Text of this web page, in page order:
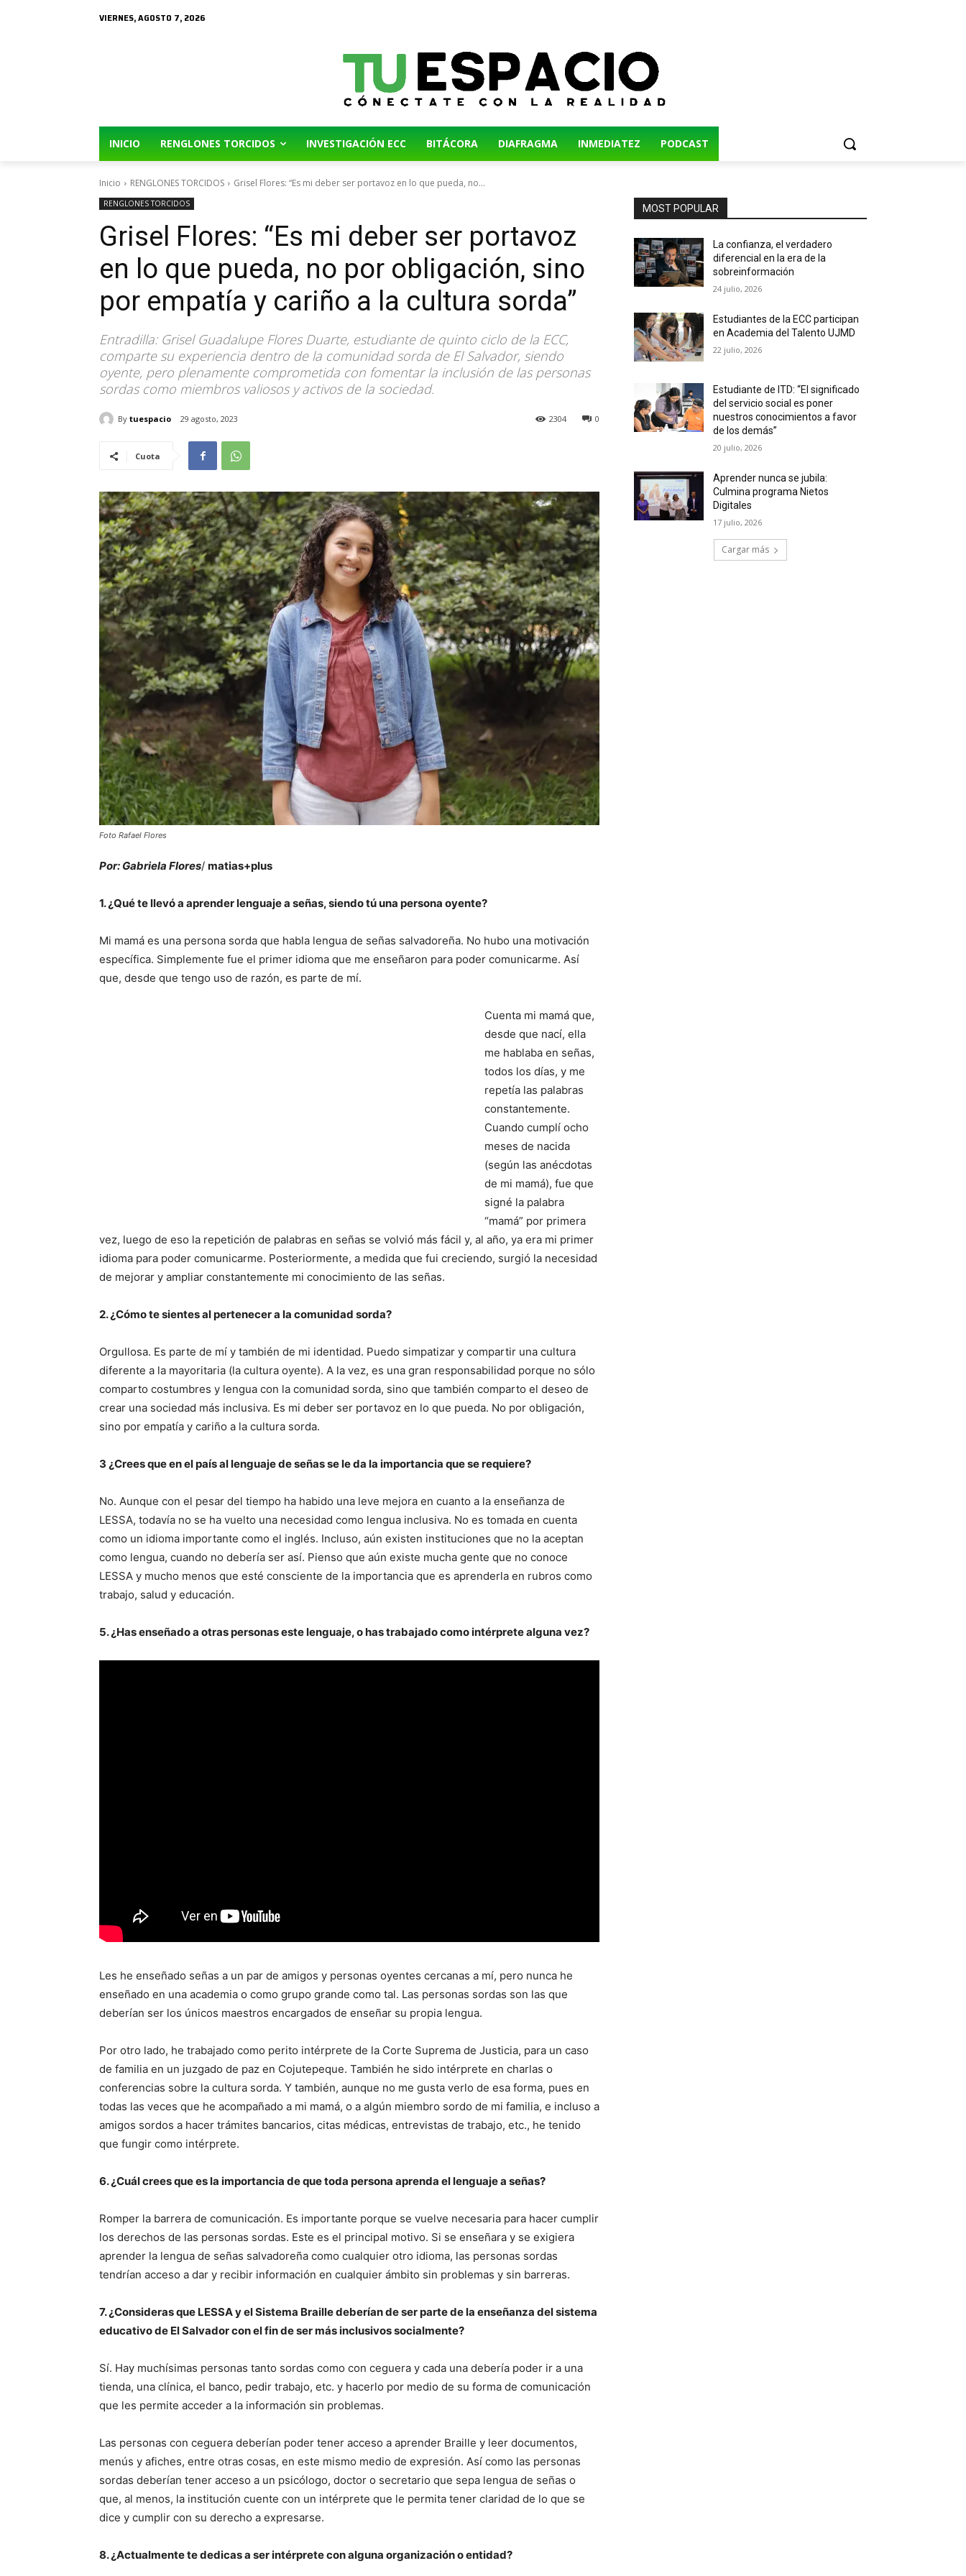
VIERNES, AGOSTO 7, 2026
INICIO RENGLONES TORCIDOS INVESTIGACIÓN ECC BITÁCORA DIAFRAGMA INMEDIATEZ PODCAST
Inicio RENGLONES TORCIDOS Grisel Flores: “Es mi deber ser portavoz en lo que pueda, no...
RENGLONES TORCIDOS
Grisel Flores: “Es mi deber ser portavoz
en lo que pueda, no por obligación, sino
por empatía y cariño a la cultura sorda”
Entradilla: Grisel Guadalupe Flores Duarte, estudiante de quinto ciclo de la ECC,
comparte su experiencia dentro de la comunidad sorda de El Salvador, siendo
oyente, pero plenamente comprometida con fomentar la inclusión de las personas
sordas como miembros valiosos y activos de la sociedad.
By tuespacio 29 agosto, 2023 0
2304
Cuota
Foto Rafael Flores
Por: Gabriela Flores/ matias+plus
1. ¿Qué te llevó a aprender lenguaje a señas, siendo tú una persona oyente?
Mi mamá es una persona sorda que habla lengua de señas salvadoreña. No hubo una motivación
específica. Simplemente fue el primer idioma que me enseñaron para poder comunicarme. Así
que, desde que tengo uso de razón, es parte de mí.
Cuenta mi mamá que,
desde que nací, ella
me hablaba en señas,
todos los días, y me
repetía las palabras
constantemente.
Cuando cumplí ocho
meses de nacida
(según las anécdotas
de mi mamá), fue que
signé la palabra
“mamá” por primera
vez, luego de eso la repetición de palabras en señas se volvió más fácil y, al año, ya era mi primer
idioma para poder comunicarme. Posteriormente, a medida que fui creciendo, surgió la necesidad
de mejorar y ampliar constantemente mi conocimiento de las señas.
2. ¿Cómo te sientes al pertenecer a la comunidad sorda?
Orgullosa. Es parte de mí y también de mi identidad. Puedo simpatizar y compartir una cultura
diferente a la mayoritaria (la cultura oyente). A la vez, es una gran responsabilidad porque no sólo
comparto costumbres y lengua con la comunidad sorda, sino que también comparto el deseo de
crear una sociedad más inclusiva. Es mi deber ser portavoz en lo que pueda. No por obligación,
sino por empatía y cariño a la cultura sorda.
3 ¿Crees que en el país al lenguaje de señas se le da la importancia que se requiere?
No. Aunque con el pesar del tiempo ha habido una leve mejora en cuanto a la enseñanza de
LESSA, todavía no se ha vuelto una necesidad como lengua inclusiva. No es tomada en cuenta
como un idioma importante como el inglés. Incluso, aún existen instituciones que no la aceptan
como lengua, cuando no debería ser así. Pienso que aún existe mucha gente que no conoce
LESSA y mucho menos que esté consciente de la importancia que es aprenderla en rubros como
trabajo, salud y educación.
5. ¿Has enseñado a otras personas este lenguaje, o has trabajado como intérprete alguna vez?
Les he enseñado señas a un par de amigos y personas oyentes cercanas a mí, pero nunca he
enseñado en una academia o como grupo grande como tal. Las personas sordas son las que
deberían ser los únicos maestros encargados de enseñar su propia lengua.
Por otro lado, he trabajado como perito intérprete de la Corte Suprema de Justicia, para un caso
de familia en un juzgado de paz en Cojutepeque. También he sido intérprete en charlas o
conferencias sobre la cultura sorda. Y también, aunque no me gusta verlo de esa forma, pues en
todas las veces que he acompañado a mi mamá, o a algún miembro sordo de mi familia, e incluso a
amigos sordos a hacer trámites bancarios, citas médicas, entrevistas de trabajo, etc., he tenido
que fungir como intérprete.
6. ¿Cuál crees que es la importancia de que toda persona aprenda el lenguaje a señas?
Romper la barrera de comunicación. Es importante porque se vuelve necesaria para hacer cumplir
los derechos de las personas sordas. Este es el principal motivo. Si se enseñara y se exigiera
aprender la lengua de señas salvadoreña como cualquier otro idioma, las personas sordas
tendrían acceso a dar y recibir información en cualquier ámbito sin problemas y sin barreras.
7. ¿Consideras que LESSA y el Sistema Braille deberían de ser parte de la enseñanza del sistema
educativo de El Salvador con el fin de ser más inclusivos socialmente?
Sí. Hay muchísimas personas tanto sordas como con ceguera y cada una debería poder ir a una
tienda, una clínica, el banco, pedir trabajo, etc. y hacerlo por medio de su forma de comunicación
que les permite acceder a la información sin problemas.
Las personas con ceguera deberían poder tener acceso a aprender Braille y leer documentos,
menús y afiches, entre otras cosas, en este mismo medio de expresión. Así como las personas
sordas deberían tener acceso a un psicólogo, doctor o secretario que sepa lengua de señas o
que, al menos, la institución cuente con un intérprete que le permita tener claridad de lo que se
dice y cumplir con su derecho a expresarse.
8. ¿Actualmente te dedicas a ser intérprete con alguna organización o entidad?
MOST POPULAR
La confianza, el verdadero
diferencial en la era de la
sobreinformación
24 julio, 2026
Estudiantes de la ECC participan
en Academia del Talento UJMD
22 julio, 2026
Estudiante de ITD: “El significado
del servicio social es poner
nuestros conocimientos a favor
de los demás”
20 julio, 2026
Aprender nunca se jubila:
Culmina programa Nietos
Digitales
17 julio, 2026
Cargar más